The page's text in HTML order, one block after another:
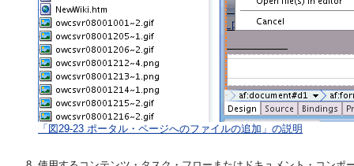
「図29-23 ポータル・ページへのファイルの追加」の説明